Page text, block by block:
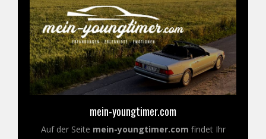
mein-youngtimer.com
Auf der Seite mein-youngtimer.com findet Ihr